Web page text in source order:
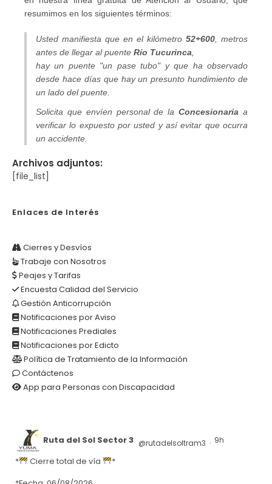
resumimos en los siguientes términos:
Usted manifiesta que en el kilómetro 52+600 , metros
antes de llegar al puente Río Tucurinca
hay un puente "un pase tubo" y que ha observado
desde hace días que hay un presunto hundimiento de
un lado del puente.
Solicita que envíen personal de laConcesionaria a
verificar lo expuesto por usted y así evitar que ocurra
un accidente.
Archivos adjuntos:
[file_list]
Enlaces de Interés
Cierres y Desvíos
Trabaje con Nosotros
Peajes y Tarifas
Encuesta Calidad del Servicio
Gestión Anticorrupción
Notificaciones por Aviso
Notificaciones Prediales
Notificaciones por Edicto
Política de Tratamiento de la Información
Contáctenos
App para Personas con Discapacidad
Ruta del Sol Sector 3 @rutadelsoltram3 · 9h
* Cierre total de vía
*